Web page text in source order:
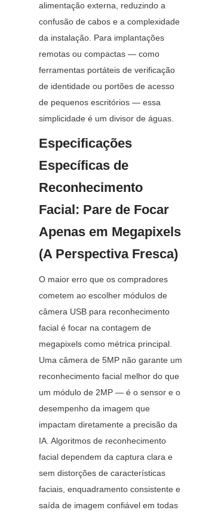
alimentação externa, reduzindo a
confusão de cabos e a complexidade
da instalação. Para implantações
remotas ou compactas — como
ferramentas portáteis de verificação
de identidade ou portões de acesso
de pequenos escritórios — essa
simplicidade é um divisor de águas.
Especificações
Específicas de
Reconhecimento
Facial: Pare de Focar
Apenas em Megapixels
(A Perspectiva Fresca)
O maior erro que os compradores
cometem ao escolher módulos de
câmera USB para reconhecimento
facial é focar na contagem de
megapixels como métrica principal.
Uma câmera de 5MP não garante um
reconhecimento facial melhor do que
um módulo de 2MP — é o sensor e o
desempenho da imagem que
impactam diretamente a precisão da
IA. Algoritmos de reconhecimento
facial dependem da captura clara e
sem distorções de características
faciais, enquadramento consistente e
saída de imagem confiável em todas